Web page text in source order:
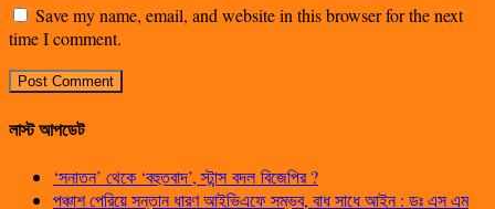
Save my name, email, and website in this browser for the next
time I comment.
লাস্ট আপডেট
‘সনাতন’ থেকে ‘বহুতবাদ’, স্টান্স বদল বিজেপির ?
পঞ্চাশ পেরিয়ে সন্তান ধারণ আইভিএফে সম্ভব, বাধ সাধে আইন : ডঃ এস এম